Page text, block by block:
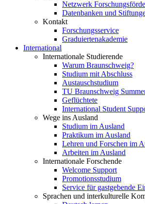
Netzwerk
Datenbanken und
Kontakt
Forschungsservice
Graduiertenakademie
International
Internationale Studierende
Warum Braunschweig?
Studium mit Abschluss
Austauschstudium
TU Braunschweig
Geflüchtete
International Student
Wege ins Ausland
Studium im Ausland
Praktikum im Ausland
Lehren und Forschen im
Arbeiten im Ausland
Internationale Forschende
Welcome Support
Promotionsstudium
Service für gastgebende
Sprachen und interkulturelle